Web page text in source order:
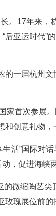
。17年来，
亚运时代”
一届杭州
家首次参展
创意礼物，
活”国际对
，促进海峡
微缩陶艺
瑰展位前